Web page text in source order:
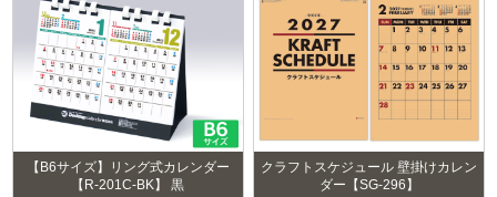
【B6サイズ】リング式カレンダー
【R-201C-BK】 黒
クラフトスケジュール 壁掛けカレン
ダー【SG-296】